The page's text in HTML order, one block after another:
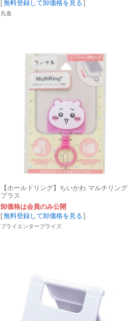
[無料登録して卸価格を見る ]
丸進
【ホールドリング】ちいかわ マルチリング
プラス
卸価格は会員のみ公開
[無料登録して卸価格を見る ]
ブライエンタープライズ